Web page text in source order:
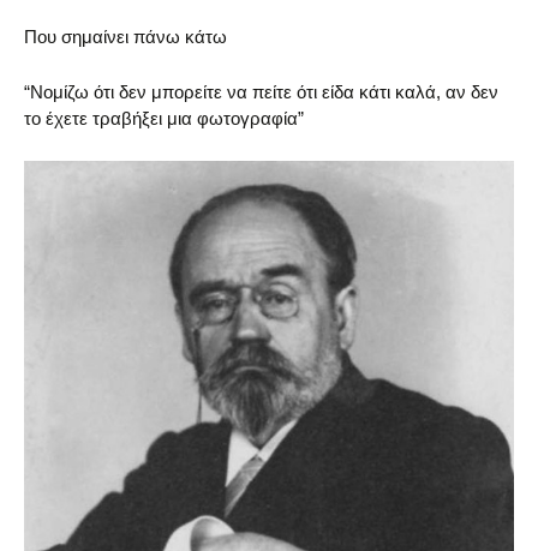
Που σημαίνει πάνω κάτω
“Νομίζω ότι δεν μπορείτε να πείτε ότι είδα κάτι καλά, αν δεν
το έχετε τραβήξει μια φωτογραφία”